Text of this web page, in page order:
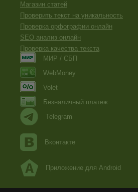
Магазин статей
Проверить текст на уникальность
Проверка орфографии онлайн
SEO анализ онлайн
Проверка качества текста
МИР / СБП
WebMoney
Volet
Безналичный платеж
Telegram
Вконтакте
Приложение для Android